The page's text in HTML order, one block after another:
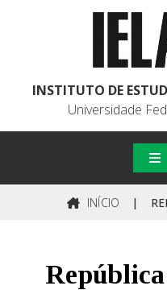
INSTITUTO DE
Universidade
INÍCIO |